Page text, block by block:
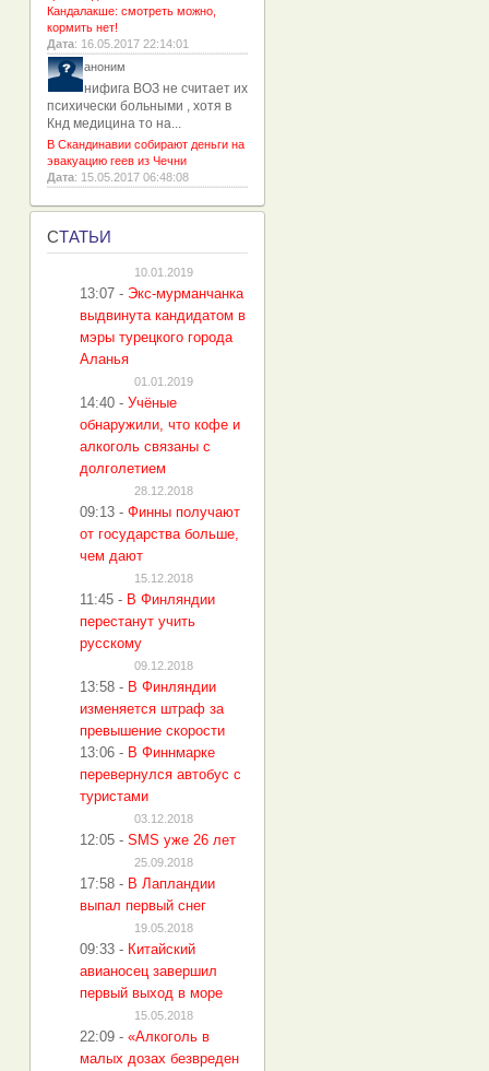
Кандалакше: смотреть можно,
кормить нет!
Дата: 16.05.2017 22:14:01
аноним
нифига ВОЗ не считает их
психически больными , хотя в
Кнд медицина то на...
В Скандинавии собирают деньги на
эвакуацию геев из Чечни
Дата: 15.05.2017 06:48:08
СТАТЬИ
10.01.2019
13:07 - Экс-мурманчанка
выдвинута кандидатом в
мэры турецкого города
Аланья
01.01.2019
14:40 - Учёные
обнаружили, что кофе и
алкоголь связаны с
долголетием
28.12.2018
09:13 - Финны получают
от государства больше,
чем дают
15.12.2018
11:45 - В Финляндии
перестанут учить
русскому
09.12.2018
13:58 - В Финляндии
изменяется штраф за
превышение скорости
13:06 - В Финнмарке
перевернулся автобус с
туристами
03.12.2018
12:05 - SMS уже 26 лет
25.09.2018
17:58 - В Лапландии
выпал первый снег
19.05.2018
09:33 - Китайский
авианосец завершил
первый выход в море
15.05.2018
22:09 - «Алкоголь в
малых дозах безвреден